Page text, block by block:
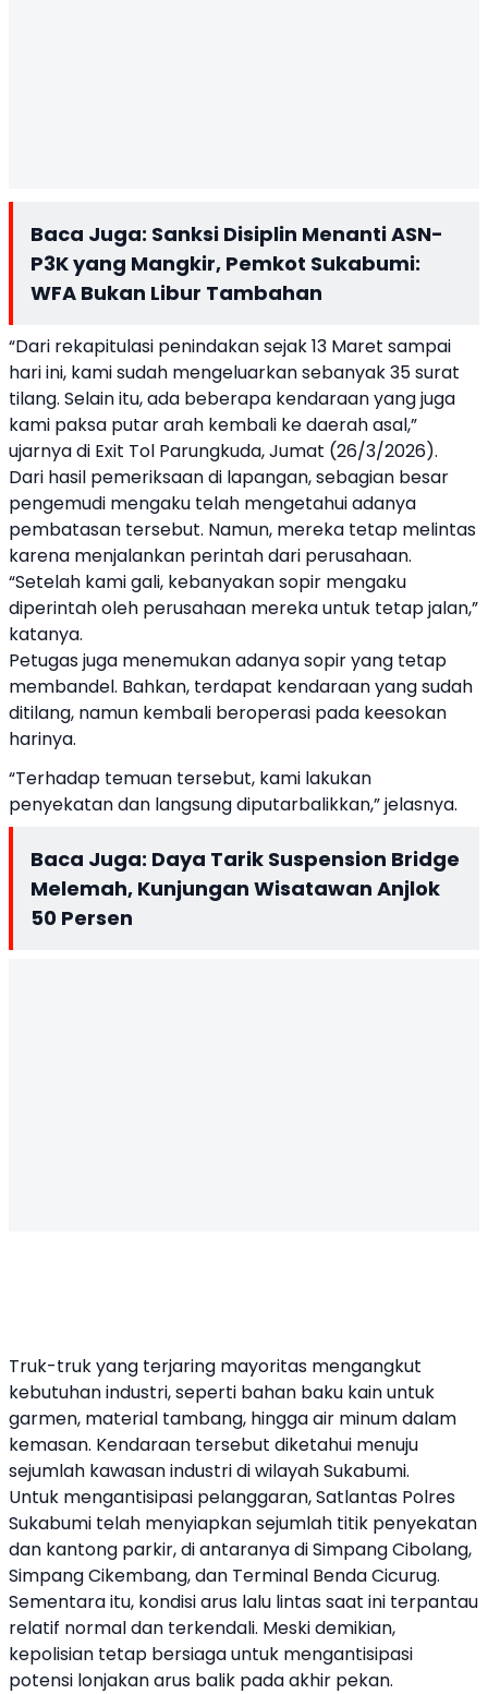
Baca Juga: Sanksi Disiplin Menanti ASN-
P3K yang Mangkir, Pemkot Sukabumi:
WFA Bukan Libur Tambahan
“Dari rekapitulasi penindakan sejak 13 Maret sampai
hari ini, kami sudah mengeluarkan sebanyak 35 surat
tilang. Selain itu, ada beberapa kendaraan yang juga
kami paksa putar arah kembali ke daerah asal,”
ujarnya di Exit Tol Parungkuda, Jumat (26/3/2026).
Dari hasil pemeriksaan di lapangan, sebagian besar
pengemudi mengaku telah mengetahui adanya
pembatasan tersebut. Namun, mereka tetap melintas
karena menjalankan perintah dari perusahaan.
“Setelah kami gali, kebanyakan sopir mengaku
diperintah oleh perusahaan mereka untuk tetap jalan,”
katanya.
Petugas juga menemukan adanya sopir yang tetap
membandel. Bahkan, terdapat kendaraan yang sudah
ditilang, namun kembali beroperasi pada keesokan
harinya.
“Terhadap temuan tersebut, kami lakukan
penyekatan dan langsung diputarbalikkan,” jelasnya.
Baca Juga: Daya Tarik Suspension Bridge
Melemah, Kunjungan Wisatawan Anjlok
50 Persen
Truk-truk yang terjaring mayoritas mengangkut
kebutuhan industri, seperti bahan baku kain untuk
garmen, material tambang, hingga air minum dalam
kemasan. Kendaraan tersebut diketahui menuju
sejumlah kawasan industri di wilayah Sukabumi.
Untuk mengantisipasi pelanggaran, Satlantas Polres
Sukabumi telah menyiapkan sejumlah titik penyekatan
dan kantong parkir, di antaranya di Simpang Cibolang,
Simpang Cikembang, dan Terminal Benda Cicurug.
Sementara itu, kondisi arus lalu lintas saat ini terpantau
relatif normal dan terkendali. Meski demikian,
kepolisian tetap bersiaga untuk mengantisipasi
potensi lonjakan arus balik pada akhir pekan.